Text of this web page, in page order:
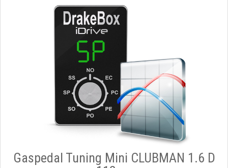
Gaspedal Tuning Mini CLUBMAN 1.6 D